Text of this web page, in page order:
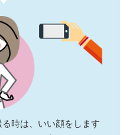
時は、いい顔をします